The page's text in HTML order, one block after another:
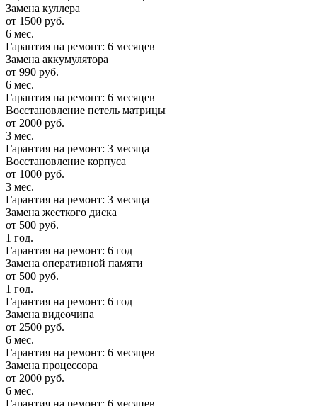
Замена куллера
от 1500 руб.
6 мес.
Гарантия на ремонт: 6 месяцев
Замена аккумулятора
от 990 руб.
6 мес.
Гарантия на ремонт: 6 месяцев
Восстановление петель матрицы
от 2000 руб.
3 мес.
Гарантия на ремонт: 3 месяца
Восстановление корпуса
от 1000 руб.
3 мес.
Гарантия на ремонт: 3 месяца
Замена жесткого диска
от 500 руб.
1 год.
Гарантия на ремонт: 6 год
Замена оперативной памяти
от 500 руб.
1 год.
Гарантия на ремонт: 6 год
Замена видеочипа
от 2500 руб.
6 мес.
Гарантия на ремонт: 6 месяцев
Замена процессора
от 2000 руб.
6 мес.